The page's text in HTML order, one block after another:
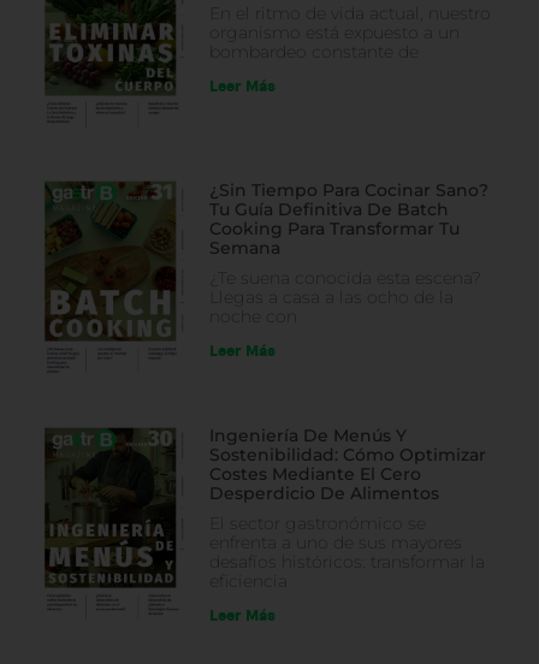
En el ritmo de vida actual, nuestro
organismo está expuesto a un
bombardeo constante de
Leer Más
¿Sin Tiempo Para Cocinar Sano?
Tu Guía Definitiva De Batch
Cooking Para Transformar Tu
Semana
¿Te suena conocida esta escena?
Llegas a casa a las ocho de la
Leer Más
Ingeniería De Menús Y
Sostenibilidad: Cómo Optimizar
Costes Mediante El Cero
Desperdicio De Alimentos
El sector gastronómico se
enfrenta a uno de sus mayores
desafíos históricos: transformar la
Leer Más